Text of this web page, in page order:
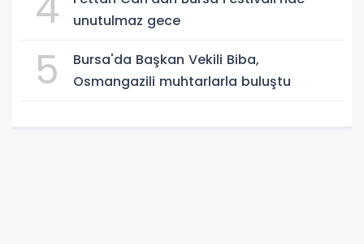
unutulmaz gece
5
Bursa'da Başkan Vekili Biba,
Osmangazili muhtarlarla buluştu